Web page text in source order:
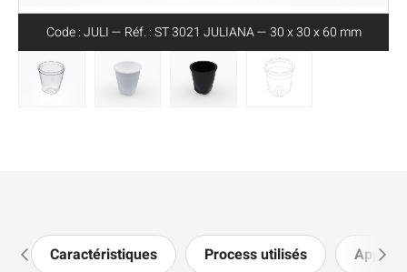
Code : JULI — Réf. : ST 3021 JULIANA — 30 x 30 x 60 mm
Caractéristiques Process utilisés